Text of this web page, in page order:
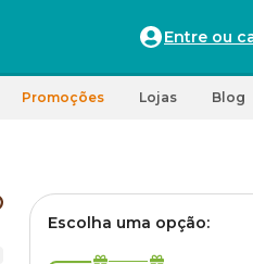
Entre ou
Promoções Lojas Blog
Escolha uma opção: